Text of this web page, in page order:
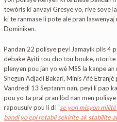
tewòris ki anvayi Gresye yo, rive sove
ki te ranmase li pote ale pran
Dominiken.
Pandan 22 polisye peyi Jamayik plis 4
debake Ayiti tou cho tou bouke, otorite
plenyen pou jan yo wè MSS la kanpe
Shegun Adjadi Bakari, Minis Afè
Vandredi 13 Septanm nan, peyi li pap
pou yo ta pral pran lòd nan men polisye
rapousuiv pou li di “se yon misyon
bandi yo epi retabli sekirite ak stabilite